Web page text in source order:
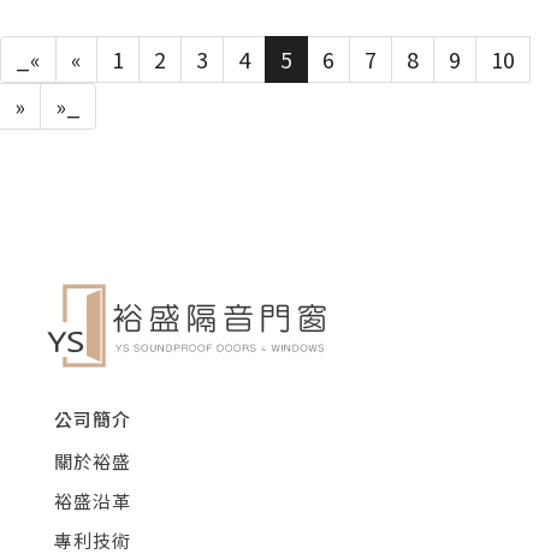
_« « 1 2 3 4 5 6 7 8 9
10
»
»_
公司簡介
關於裕盛
裕盛沿革
專利技術